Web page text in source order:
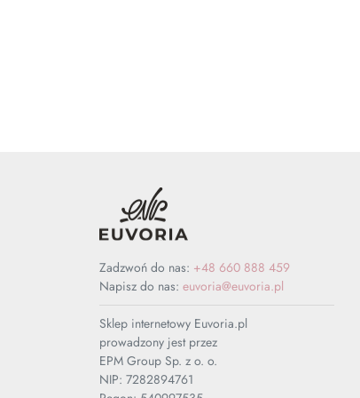
Zadzwoń do nas: +48 660 888 459
Napisz do nas: euvoria@euvoria.pl
Sklep internetowy Euvoria.pl
prowadzony jest przez
EPM Group Sp. z o. o.
NIP: 7282894761